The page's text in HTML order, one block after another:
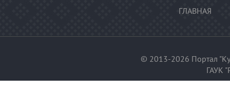
ГЛАВНАЯ
© 2013-2026 Портал
ГАУК